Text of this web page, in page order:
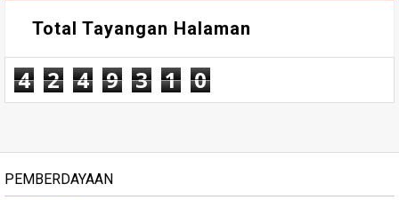
Total Tayangan Halaman
4 2 4 9 3 1 0
PEMBERDAYAAN